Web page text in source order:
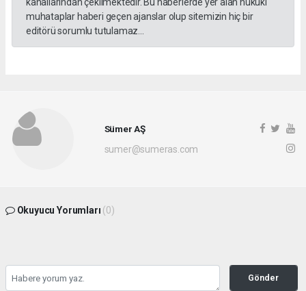
muhataplar haberi geçen ajanslar olup sitemizin hiç bir
editörü sorumlu tutulamaz...
Sümer AŞ
sumer@sumeras.com
Okuyucu Yorumları (0)
Gönder